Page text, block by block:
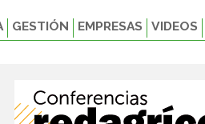
GESTIÓN EMPRESAS VIDEOS